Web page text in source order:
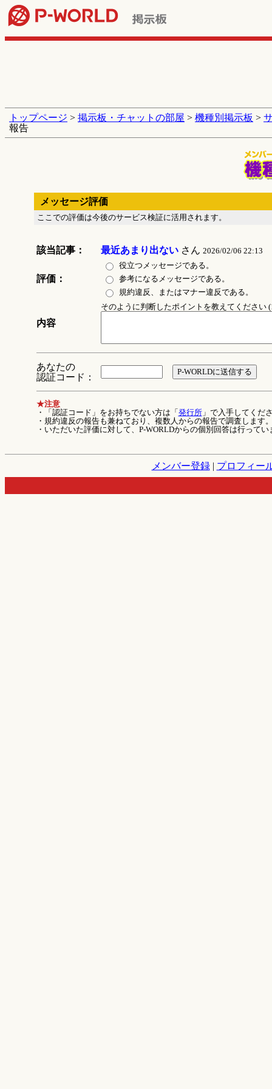
トップページ > 掲示板・チャットの部屋 > 機種別掲示板 >
報告
メッセージ評価
ここでの評価は今後のサービス検証に活用されます。
該当記事： 最近あまり出ないさん 2026/02/06 22:13
評価：
役立つメッセージである。
参考になるメッセージである。
規約違反、またはマナー違反である。
内容
そのように判断したポイントを教えてください
あなたの
認証コード：
★注意
・「認証コード」をお持ちでない方は「 発行所」で入手してくだ
・規約違反の報告も兼ねており、複数人からの報告で調査します
・いただいた評価に対して、P-WORLDからの個別回答は行ってい
メンバー登録| プロフィー